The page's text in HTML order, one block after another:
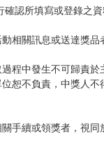
確認所填寫或登錄之
相關訊息或送達獎品
程中發生不可歸責
恕不負責，中獎人
手續或領獎者，視同